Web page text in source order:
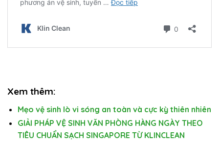
Xem thêm:
Mẹo vệ sinh lò vi sóng an toàn và cực kỳ thiên nhiên
GIẢI PHÁP VỆ SINH VĂN PHÒNG HÀNG NGÀY THEO
TIÊU CHUẨN SẠCH SINGAPORE TỪ KLINCLEAN